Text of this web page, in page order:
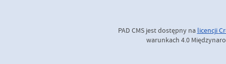
PAD CMS jest dostępny na licencji
warunkach 4.0